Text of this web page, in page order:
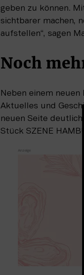
geben zu können.
sichtbarer machen,
aufstellen“, sagen
Noch
Neben einem
Aktuelles und
neuen Seite
Stück SZENE